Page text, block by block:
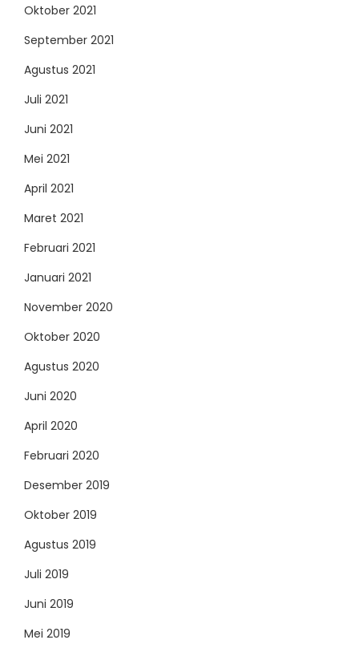
Oktober 2021
September 2021
Agustus 2021
Juli 2021
Juni 2021
Mei 2021
April 2021
Maret 2021
Februari 2021
Januari 2021
November 2020
Oktober 2020
Agustus 2020
Juni 2020
April 2020
Februari 2020
Desember 2019
Oktober 2019
Agustus 2019
Juli 2019
Juni 2019
Mei 2019